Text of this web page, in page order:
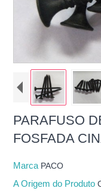
PARAFUSO
FOSFADA
Marca PACO
A Origem do Produto